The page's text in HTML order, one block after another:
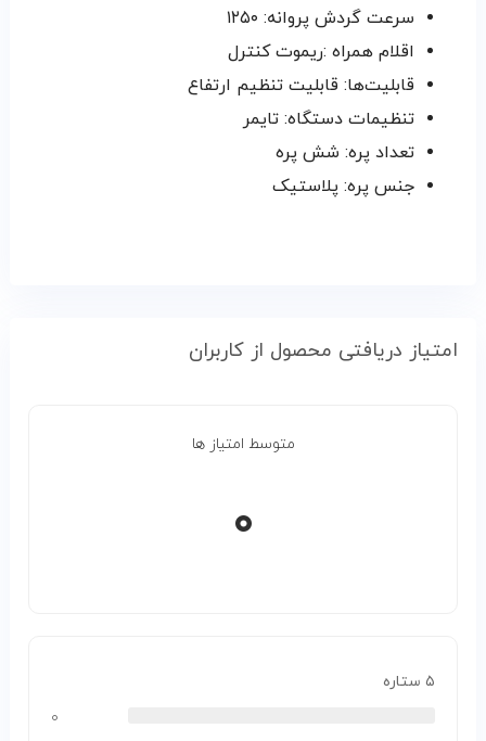
سرعت گردش پروانه: ۱۲۵۰
اقلام همراه :ریموت کنترل
قابلیت‌ها: قابلیت تنظیم ارتفاع
تنظیمات دستگاه: تایمر
تعداد پره: شش پره
جنس پره: پلاستیک
امتیاز دریافتی محصول از کاربران
متوسط امتیاز ها
۰
۵ ستاره
۰